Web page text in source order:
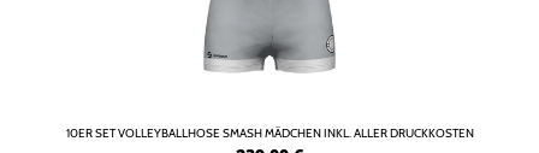
10ER SET VOLLEYBALLHOSE SMASH MÄDCHEN INKL. ALLER DRUCKKOSTEN